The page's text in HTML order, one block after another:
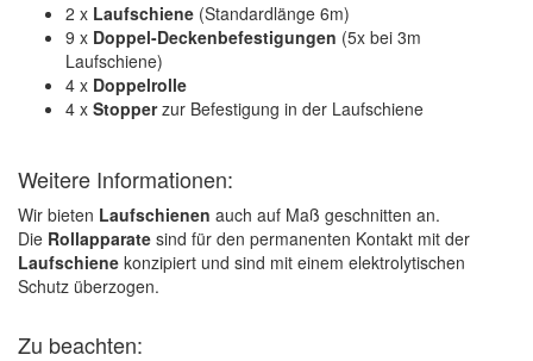
2 x Laufschiene (Standardlänge 6m)
9 x Doppel-Deckenbefestigungen (5x bei 3m
Laufschiene)
4 x Doppelrolle
4 x Stopperzur Befestigung in der Laufschiene
Weitere Informationen:
Wir bieten Laufschienen auch auf Maß geschnitten an.
Die Rollapparate sind für den permanenten Kontakt mit der
Laufschiene konzipiert und sind mit einem elektrolytischen
Schutz überzogen.
Zu beachten: